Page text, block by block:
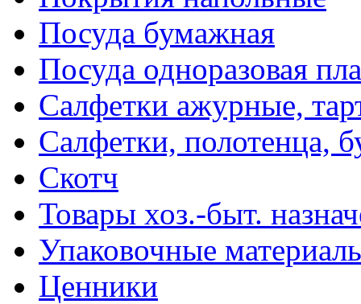
Посуда бумажная
Посуда одноразовая
Салфетки ажурные,
Салфетки, полотенца,
Скотч
Товары хоз.-быт.
Упаковочные
Ценники